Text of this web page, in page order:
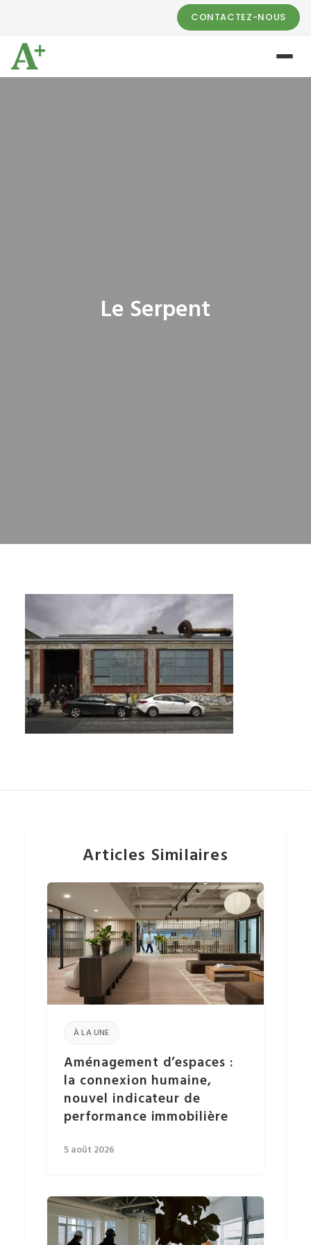
CONTACTEZ-NOUS
Le Serpent
Articles Similaires
À LA UNE
Aménagement d’espaces :
la connexion humaine,
nouvel indicateur de
performance immobilière
5 août 2026